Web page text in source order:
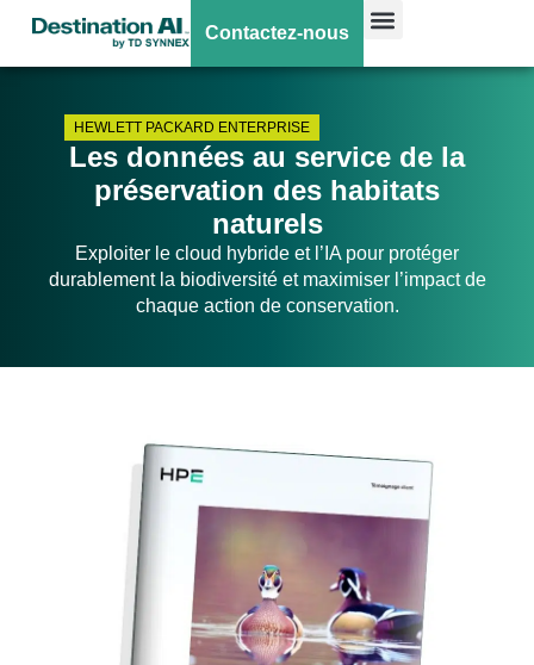
Contactez-nous
HEWLETT PACKARD ENTERPRISE
Les données au service de la
préservation des habitats
naturels
Exploiter le cloud hybride et l’IA pour protéger
durablement la biodiversité et maximiser l’impact de
chaque action de conservation.